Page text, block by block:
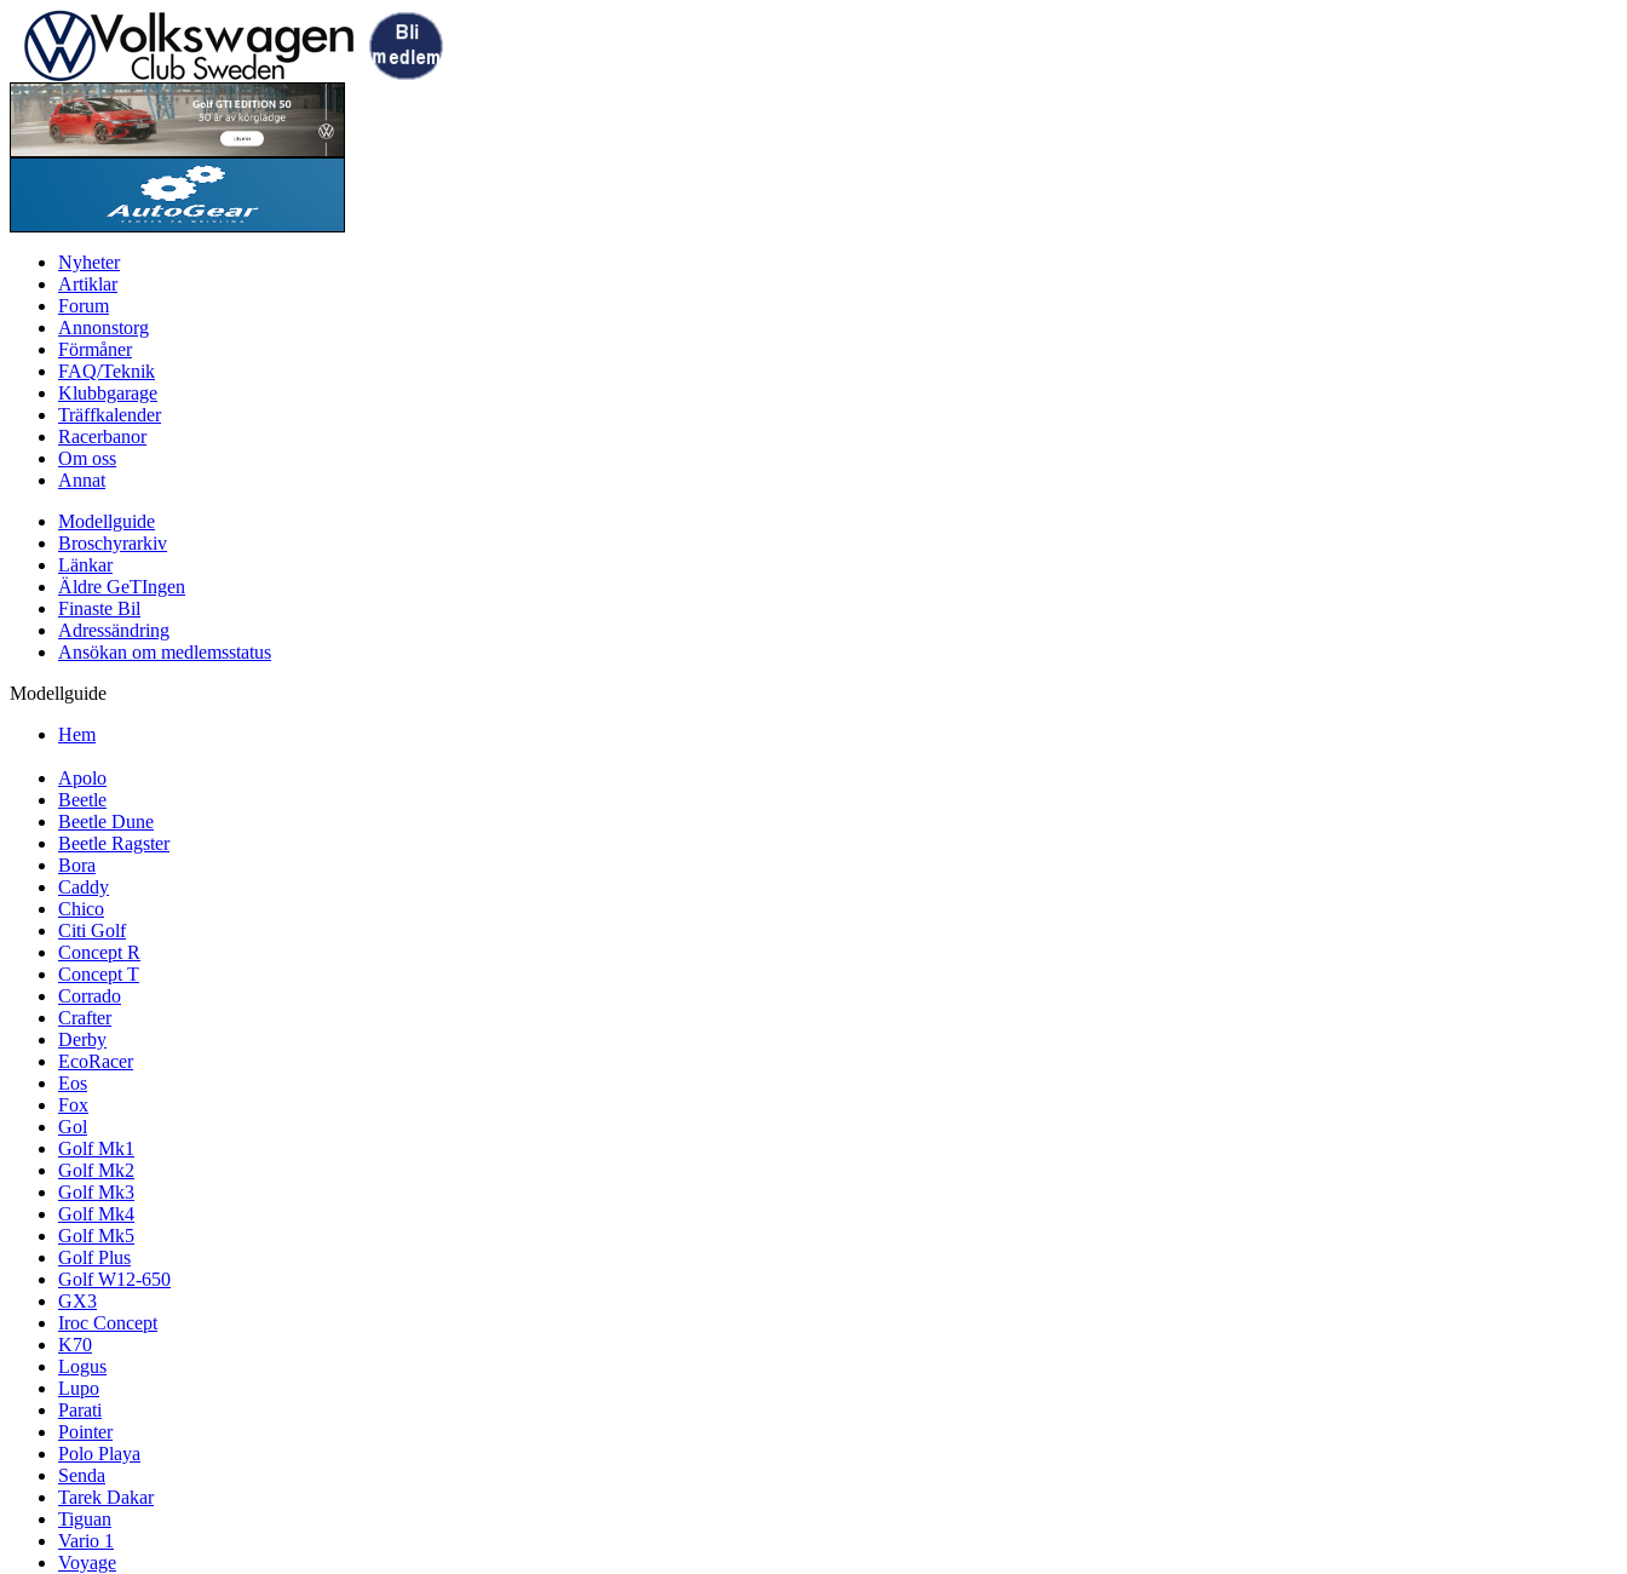
Nyheter
Artiklar
Forum
Annonstorg
Förmåner
FAQ/Teknik
Klubbgarage
Träffkalender
Racerbanor
Om oss
Annat
Modellguide
Broschyrarkiv
Länkar
Äldre GeTIngen
Finaste Bil
Adressändring
Ansökan om medlemsstatus
Modellguide
Hem
Apolo
Beetle
Beetle Dune
Beetle Ragster
Bora
Caddy
Chico
Citi Golf
Concept R
Concept T
Corrado
Crafter
Derby
EcoRacer
Eos
Fox
Gol
Golf Mk1
Golf Mk2
Golf Mk3
Golf Mk4
Golf Mk5
Golf Plus
Golf W12-650
GX3
Iroc Concept
K70
Logus
Lupo
Parati
Pointer
Polo Playa
Senda
Tarek Dakar
Tiguan
Vario 1
Voyage